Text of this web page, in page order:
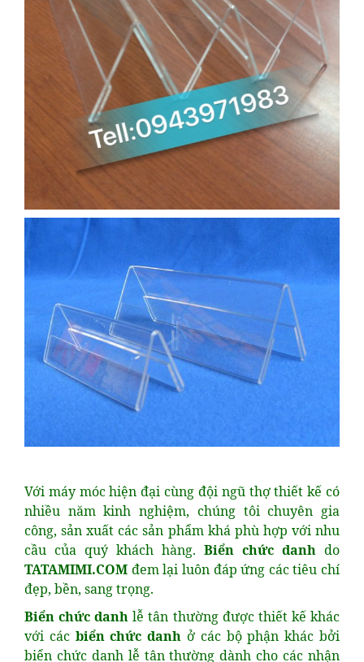
Với máy móc hiện đại cùng đội ngũ thợ thiết kế có
nhiều năm kinh nghiệm, chúng tôi chuyên gia
công, sản xuất các sản phẩm khá phù hợp với nhu
cầu của quý khách hàng. Biển chức danh do
TATAMIMI.COM đem lại luôn đáp ứng các tiêu chí
đẹp, bền, sang trọng.
Biển chức danh lễ tân thường được thiết kế khác
với các biển chức danh ở các bộ phận khác bởi
biển chức danh lễ tân thường dành cho các nhận